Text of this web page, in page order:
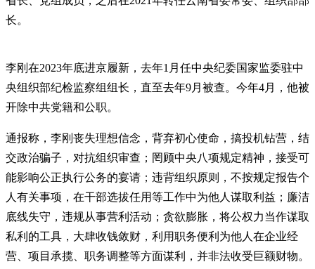
长。
李刚在2023年底进京履新，去年1月任中央纪委国家监委驻中
央组织部纪检监察组组长，直至去年9月被查。今年4月，他被
开除中共党籍和公职。
通报称，李刚丧失理想信念，背弃初心使命，搞投机钻营，结
交政治骗子，对抗组织审查；罔顾中央八项规定精神，接受可
能影响公正执行公务的宴请；违背组织原则，不按规定报告个
人有关事项，在干部选拔任用等工作中为他人谋取利益；廉洁
底线失守，违规从事营利活动；贪欲膨胀，将公权力当作谋取
私利的工具，大肆收钱敛财，利用职务便利为他人在企业经
营、项目承揽、职务调整等方面谋利，并非法收受巨额财物。